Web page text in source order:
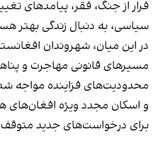
فرار از جنگ، فقر، پیامدهای
سیاسی، به دنبال زندگی بهتر
در این میان، شهروندان
مسیرهای قانونی مهاجرت و
محدودیت‌های فزاینده مواجه
و اسکان مجدد ویژه افغان‌های
برای درخواست‌های جدید متوقف